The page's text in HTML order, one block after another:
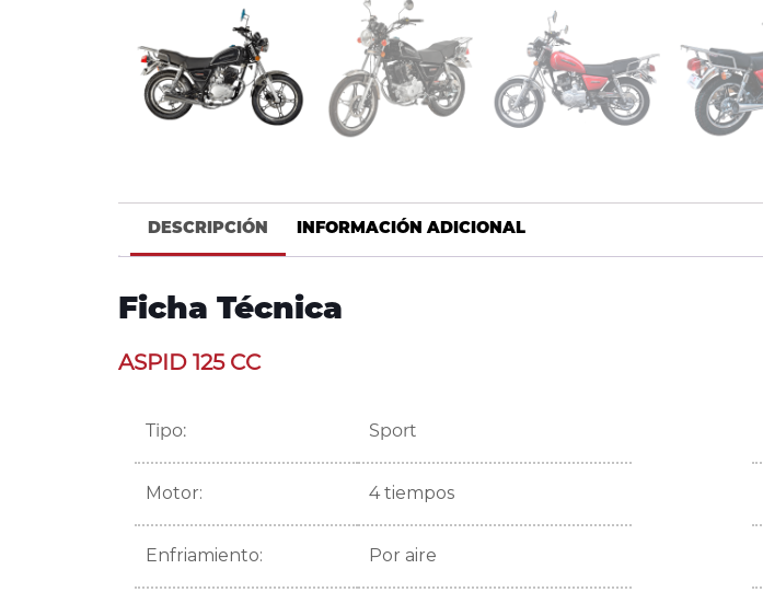
DESCRIPCIÓN INFORMACIÓN ADICIONAL
Ficha Técnica
ASPID 125 CC
Tipo: Sport
Motor: 4 tiempos
Enfriamiento: Por aire